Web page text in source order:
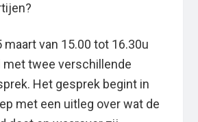
maart van 15.00 tot 16.30u
met twee verschillende
Het gesprek begint in
met een uitleg over wat de